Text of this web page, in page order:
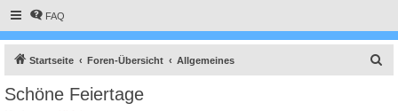
FAQ
Startseite Foren-Übersicht Allgemeines
Schöne Feiertage